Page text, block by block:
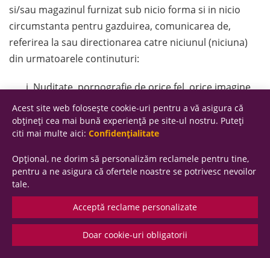
si/sau magazinul furnizat sub nicio forma si in nicio
circumstanta pentru gazduirea, comunicarea de,
referirea la sau directionarea catre niciunul (niciuna)
din urmatoarele continuturi:
Nuditate, pornografie de orice fel, orice imagine
sau text cu continut sexual sau obscen;
Incalcarea drepturilor de proprietatea
intelectuala si a dreptrurilor de autor si/sau
interes al oricarui tert;
calomnioase, etc.;
Promovarea de activitati ilegale cum ar fi:
phishing, spoofing, proxy, hacking, sniffing, warez
(mp3, avi, etc; punerea la dispozitie de muzica sau
Acest site web folosește cookie-uri pentru a vă asigura că
obțineți cea mai bună experiență pe site-ul nostru. Puteți
citi mai multe aici: Confidențialitate
Opțional, ne dorim să personalizăm reclamele pentru tine,
pentru a ne asigura că ofertele noastre se potrivesc nevoilor
tale.
Acceptă reclame personalizate
Doar cookie-uri obligatorii